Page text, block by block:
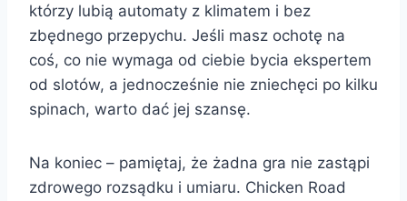
którzy lubią automaty z klimatem i bez
zbędnego przepychu. Jeśli masz ochotę na
coś, co nie wymaga od ciebie bycia ekspertem
od slotów, a jednocześnie nie zniechęci po kilku
spinach, warto dać jej szansę.
Na koniec – pamiętaj, że żadna gra nie zastąpi
zdrowego rozsądku i umiaru. Chicken Road